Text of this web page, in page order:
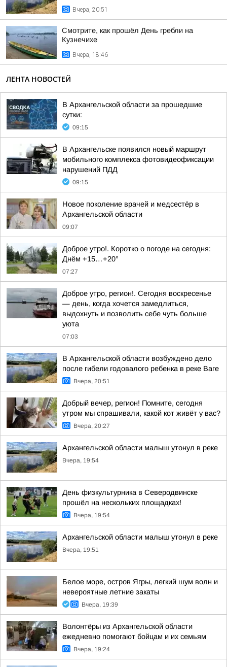
Вчера, 20:51
Смотрите, как прошёл День гребли на
Кузнечихе
Вчера, 18:46
ЛЕНТА НОВОСТЕЙ
В Архангельской области за прошедшие
сутки:
09:15
В Архангельске появился новый маршрут
мобильного комплекса фотовидеофиксации
нарушений ПДД
09:15
Новое поколение врачей и медсестёр в
Архангельской области
09:07
Доброе утро!. Коротко о погоде на сегодня:
Днём +15…+20°
07:27
Доброе утро, регион!. Сегодня воскресенье
— день, когда хочется замедлиться,
выдохнуть и позволить себе чуть больше
уюта
07:03
В Архангельской области возбуждено дело
после гибели годовалого ребенка в реке Ваге
Вчера, 20:51
Добрый вечер, регион! Помните, сегодня
утром мы спрашивали, какой кот живёт у вас?
Вчера, 20:27
Архангельской области малыш утонул в реке
Вчера, 19:54
День физкультурника в Северодвинске
прошёл на нескольких площадках!
Вчера, 19:54
Архангельской области малыш утонул в реке
Вчера, 19:51
Белое море, остров Ягры, легкий шум волн и
невероятные летние закаты
Вчера, 19:39
Волонтёры из Архангельской области
ежедневно помогают бойцам и их семьям
Вчера, 19:24